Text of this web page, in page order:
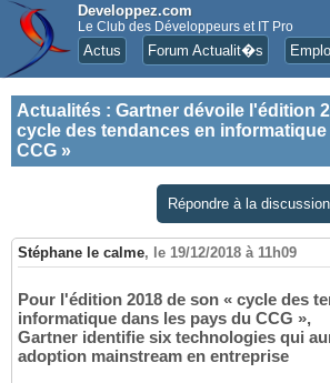
Developpez.com
Le Club des Développeurs et IT Pro
Actus Forum Actualit�s
Actualités : Gartner dévoile l'édition
cycle des tendances en
CCG »
Répondre à la discussion
Stéphane le calme, le 19/12/2018 à 11h09
Pour l'édition 2018 de son « cycle des
informatique dans les pays du CCG »,
Gartner identifie six technologies qui
adoption mainstream en entreprise